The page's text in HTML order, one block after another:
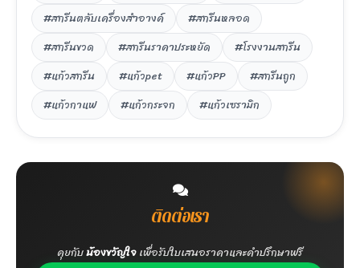
#สกรีนตลับเครื่องสำอางค์
#สกรีนหลอด
#สกรีนขวด
#สกรีนราคาประหยัด
#โรงงานสกรีน
#แก้วสกรีน
#แก้วpet #แก้วPP
#สกรีนถูก
#แก้วกาแฟ
#แก้วกระจก #แก้วเซรามิก
ติดต่อเรา
คุยกับน้องขวัญใจเพื่อรับใบเสนอราคาและคำปรึกษาฟรี